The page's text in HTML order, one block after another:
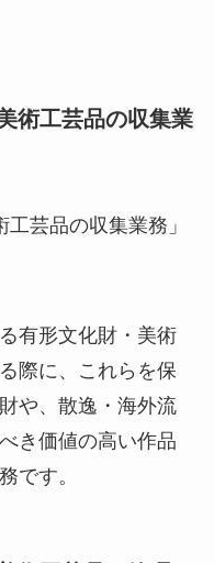
術工芸品の収集業
芸品の収集業務」
有形文化財・美術
際に、これらを保
や、散逸・海外流
き価値の高い作品
です。